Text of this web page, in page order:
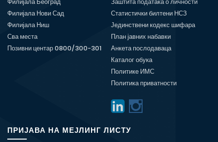
Филијала Нови Сад
Филијала Ниш
Сва места
Позивни центар 0800/300-301
Статистички билтени НСЗ
Јединствени кодекс шифара
План јавних набавки
Анкета послодаваца
Каталог обука
Политике ИМС
Политика приватности
ПРИЈАВА НА МЕЈЛИНГ ЛИСТУ